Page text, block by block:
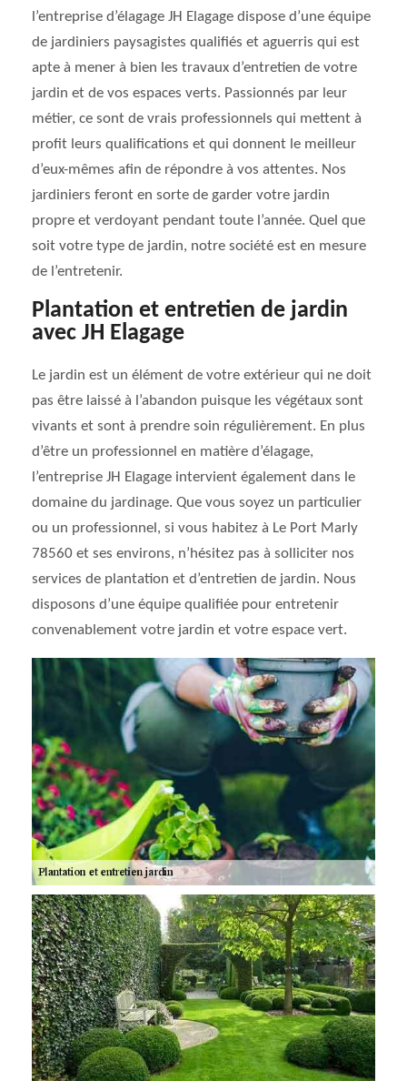
l’entreprise d’élagage JH Elagage dispose d’une équipe
de jardiniers paysagistes qualifiés et aguerris qui est
apte à mener à bien les travaux d’entretien de votre
jardin et de vos espaces verts. Passionnés par leur
métier, ce sont de vrais professionnels qui mettent à
profit leurs qualifications et qui donnent le meilleur
d’eux-mêmes afin de répondre à vos attentes. Nos
jardiniers feront en sorte de garder votre jardin
propre et verdoyant pendant toute l’année. Quel que
soit votre type de jardin, notre société est en mesure
de l’entretenir.
Plantation et entretien de jardin
avec JH Elagage
Le jardin est un élément de votre extérieur qui ne doit
pas être laissé à l’abandon puisque les végétaux sont
vivants et sont à prendre soin régulièrement. En plus
d’être un professionnel en matière d’élagage,
l’entreprise JH Elagage intervient également dans le
domaine du jardinage. Que vous soyez un particulier
ou un professionnel, si vous habitez à Le Port Marly
78560 et ses environs, n’hésitez pas à solliciter nos
services de plantation et d’entretien de jardin. Nous
disposons d’une équipe qualifiée pour entretenir
convenablement votre jardin et votre espace vert.